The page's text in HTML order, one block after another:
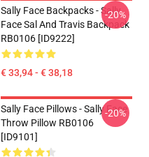
Sally Face Backpacks - Sally
Face Sal And Travis Backpack
RB0106 [ID9222]
€ 33,94 - € 38,18
-20%
Sally Face Pillows - Sally Face
Throw Pillow RB0106
[ID9101]
-20%